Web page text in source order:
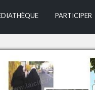
PARTICIPER